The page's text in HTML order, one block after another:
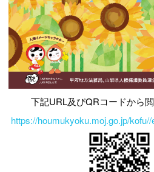
下記URL及びQRコードから閲
https://houmukyoku.moj.go.jp/